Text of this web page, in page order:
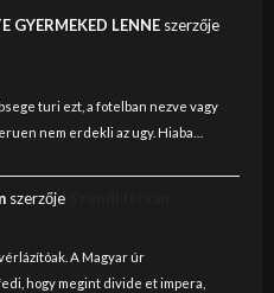
GYERMEKED LENNEszerzője
turi ezt, a fotelban nezve vagy
nem erdekli az ugy. Hiaba…
szerzője
A Magyar úr
hogy megint divide et impera,